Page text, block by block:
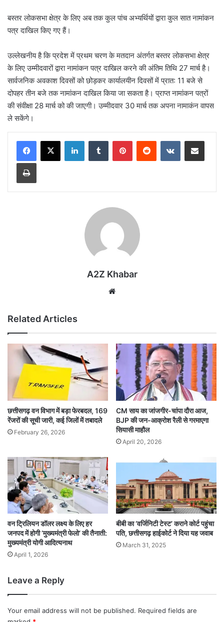
बस्तर लोकसभा क्षेत्र के लिए अब तक कुल पांच अभ्यर्थियों द्वारा कुल सात नामांकन
पत्र दाखिल किए गए हैं।
उल्लेखनीय है कि प्रदेश में प्रथम चरण के मतदान अंतर्गत बस्तर लोकसभा क्षेत्र
के लिए उम्मीदवारों द्वारा नामांकन पत्र दाखिल करने की अंतिम तिथि 27 मार्च है।
सार्वजनिक अवकाश दिवसों को छोड़कर कार्यालयीन दिवसों में प्रात: 11 बजे से
दोपहर तीन बजे तक नामांकन दाखिल किया जा सकता है। प्राप्त नामांकन पत्रों
की संवीक्षा 28 मार्च को की जाएगी। उम्मीदवार 30 मार्च तक अपना नामाकंन वापस
ले सकेंगे।
LinkedInTumblr PinterestReddit VKontakteShare via Email
Print
A2Z Khabar
Related Articles
छत्तीसगढ़ वन विभाग में बड़ा फेरबदल, 169
रेंजरों की सूची जारी, कई जिलों में तबादले
February 26, 2026
CM साय का जांजगीर-चांपा दौरा आज,
BJP की जन-आक्रोश रैली से गरमाएगा
सियासी माहौल
April 20, 2026
वन ट्रिलियन डॉलर लक्ष्य के लिए हर
जनपद में होगी ‘मुख्यमंत्री फेलो’ की तैनाती:
मुख्यमंत्री योगी आदित्यनाथ
April 1, 2026
बीबी का ‘वर्जिनिटी टेस्ट’ कराने कोर्ट पहुंचा
पति, छत्तीसगढ़ हाईकोर्ट ने दिया यह जवाब
March 31, 2025
Leave a Reply
Your email address will not be published. Required fields are